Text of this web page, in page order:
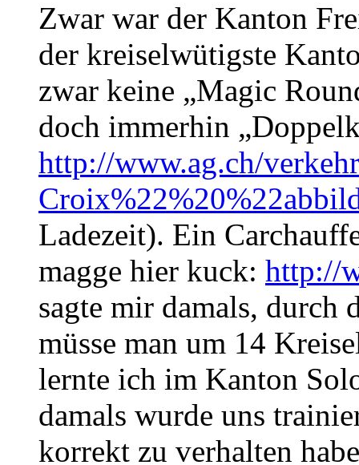
Zwar war der Kanton
der kreiselwütigste
zwar keine „Magic
doch immerhin
http://www.ag.ch/
Ladezeit). Ein
magge hier kuck: http://
sagte mir damals,
müsse man um 14
lernte ich im Kanton
damals wurde uns
korrekt zu verhalten